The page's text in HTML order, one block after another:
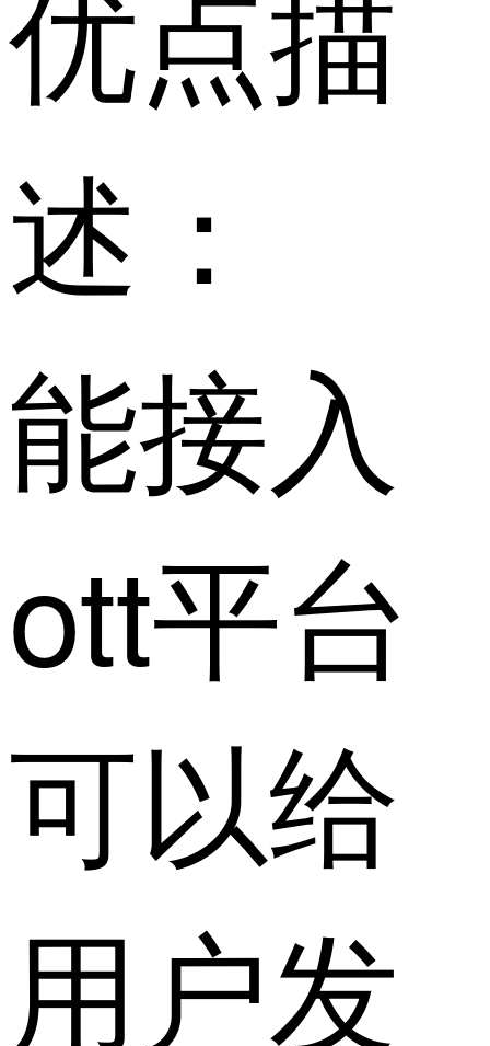
述：
能接入
ott平台
可以给
用户发